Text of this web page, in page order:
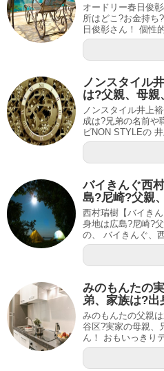
オードリー春日俊
所はどこ?お金持ち
日俊彰さん！ 個性
ノンスタイル
は?父親、母
ノンスタイル井上
成は?兄弟の名前や
ビNON STYLEの
バイきんぐ西
島?尼崎?父親
西村瑞樹【バイき
身地は広島?尼崎?
の、 バイきんぐ、
みのもんたの
弟、家族は?出
みのもんたの父親
谷区?実家の母親、
ん！ おもいっきり